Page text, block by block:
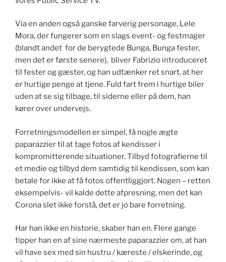
Via en anden også ganske farverig personage, Lele
Mora, der fungerer som en slags event- og festmager
(blandt andet for de berygtede Bunga, Bunga fester,
men det er første senere), bliver Fabrizio introduceret
til fester og gæster, og han udtænker ret snart, at her
er hurtige penge at tjene. Fuld fart frem i hurtige biler
uden at se sig tilbage, til siderne eller på dem, han
kører over undervejs.
Forretningsmodellen er simpel, få nogle ægte
paparazzier til at tage fotos af kendisser i
kompromitterende situationer. Tilbyd fotografierne til
et medie og tilbyd dem samtidig til kendissen, som kan
betale for ikke at få fotos offentliggjort. Nogen – retten
eksempelvis- vil kalde dette afpresning, men det kan
Corona slet ikke forstå, det er jo bare forretning.
Har han ikke en historie, skaber han en. Flere gange
tipper han en af sine nærmeste paparazzier om, at han
vil have sex med sin hustru / kæreste / elskerinde, og